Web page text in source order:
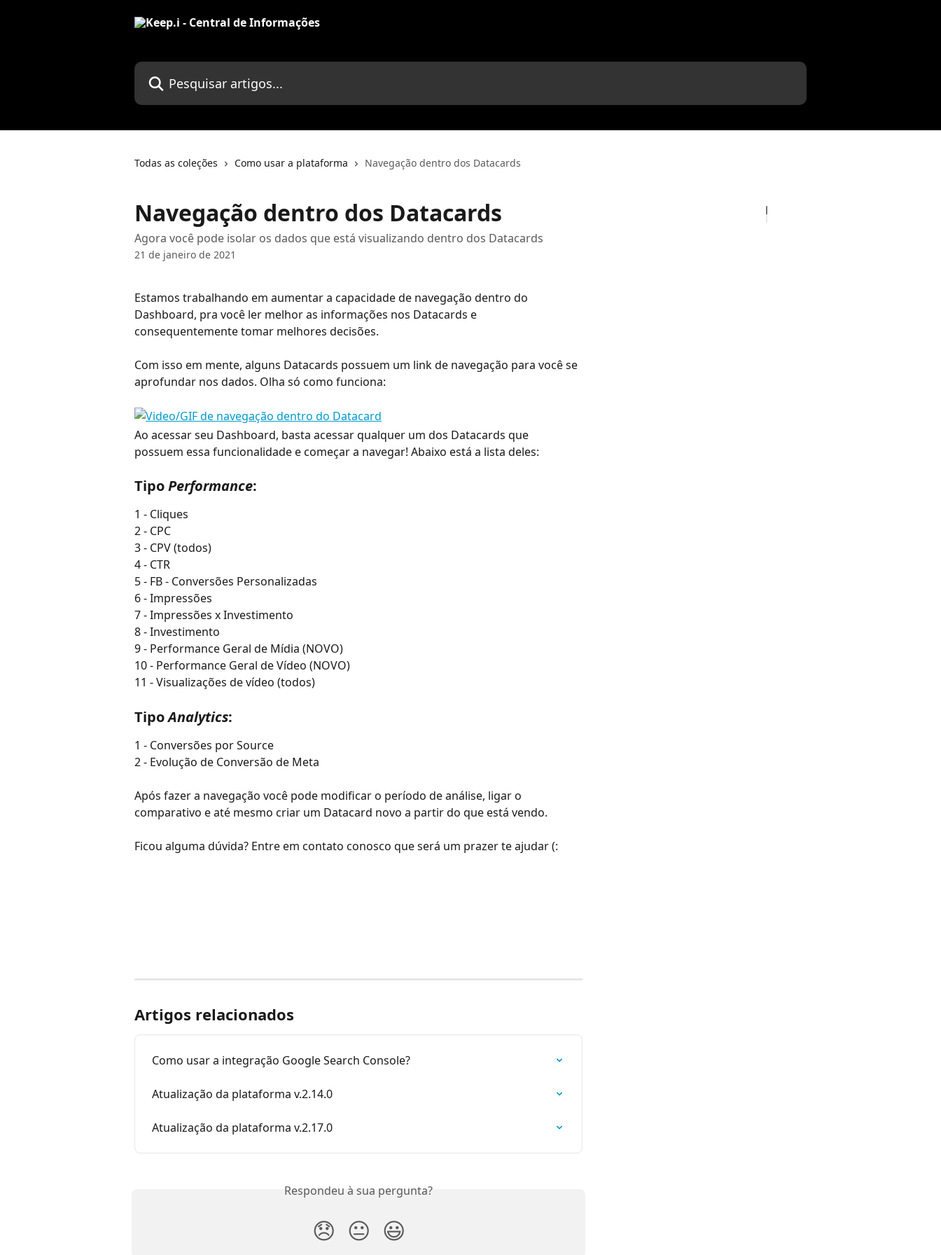
Pesquisar artigos...
Todas as coleções Como usar a plataforma Navegação dentro dos Datacards
Navegação dentro dos Datacards
Agora você pode isolar os dados que está visualizando dentro dos Datacards
21 de janeiro de 2021
Estamos trabalhando em aumentar a capacidade de navegação dentro do
Dashboard, pra você ler melhor as informações nos Datacards e
consequentemente tomar melhores decisões.
Com isso em mente, alguns Datacards possuem um link de navegação para você se
aprofundar nos dados. Olha só como funciona:
Ao acessar seu Dashboard, basta acessar qualquer um dos Datacards que
possuem essa funcionalidade e começar a navegar! Abaixo está a lista deles:
Tipo Performance:
1 - Cliques
2 - CPC
3 - CPV (todos)
4 - CTR
5 - FB - Conversões Personalizadas
6 - Impressões
7 - Impressões x Investimento
8 - Investimento
9 - Performance Geral de Mídia (NOVO)
10 - Performance Geral de Vídeo (NOVO)
11 - Visualizações de vídeo (todos)
Tipo Analytics:
1 - Conversões por Source
2 - Evolução de Conversão de Meta
Após fazer a navegação você pode modificar o período de análise, ligar o
comparativo e até mesmo criar um Datacard novo a partir do que está vendo.
Ficou alguma dúvida? Entre em contato conosco que será um prazer te ajudar (:
Artigos relacionados
Como usar a integração Google Search Console?
Atualização da plataforma v.2.14.0
Atualização da plataforma v.2.17.0
Respondeu à sua pergunta?
😞 😐 😃